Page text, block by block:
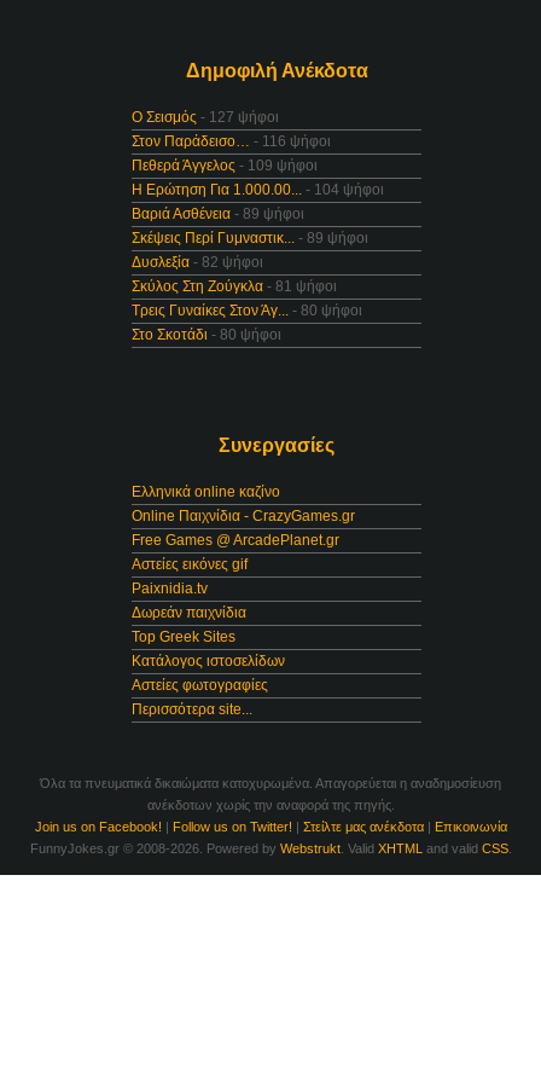
Δημοφιλή Ανέκδοτα
Ο Σεισμός - 127 ψήφοι
Στον Παράδεισο… - 116 ψήφοι
Πεθερά Άγγελος - 109 ψήφοι
Η Ερώτηση Για 1.000.00... - 104 ψήφοι
Βαριά Ασθένεια - 89 ψήφοι
Σκέψεις Περί Γυμναστικ... - 89 ψήφοι
Δυσλεξία - 82 ψήφοι
Σκύλος Στη Ζούγκλα - 81 ψήφοι
Τρεις Γυναίκες Στον Άγ... - 80 ψήφοι
Στο Σκοτάδι - 80 ψήφοι
Συνεργασίες
Ελληνικά online καζίνο
Online Παιχνίδια - CrazyGames.gr
Free Games @ ArcadePlanet.gr
Αστείες εικόνες gif
Paixnidia.tv
Δωρεάν παιχνίδια
Top Greek Sites
Κατάλογος ιστοσελίδων
Αστείες φωτογραφίες
Περισσότερα site...
Όλα τα πνευματικά δικαιώματα κατοχυρωμένα. Απαγορεύεται η αναδημοσίευση
ανέκδοτων χωρίς την αναφορά της πηγής.
Join us on Facebook! | Follow us on Twitter! | Στείλτε μας ανέκδοτα| Επικοινωνία
FunnyJokes.gr © 2008-2026. Powered by Webstrukt. Valid XHTML and valid CSS.